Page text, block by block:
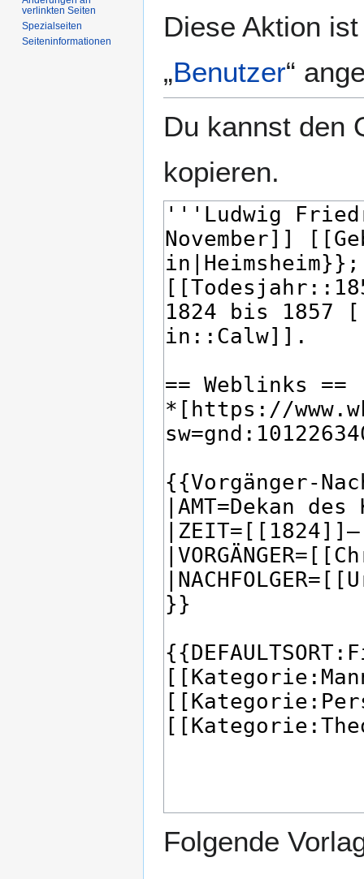
Diese Aktion
„Benutzer“
Du kannst den
kopieren.
Folgende
verlinkten Seiten
Spezialseiten
Seiten­­informationen